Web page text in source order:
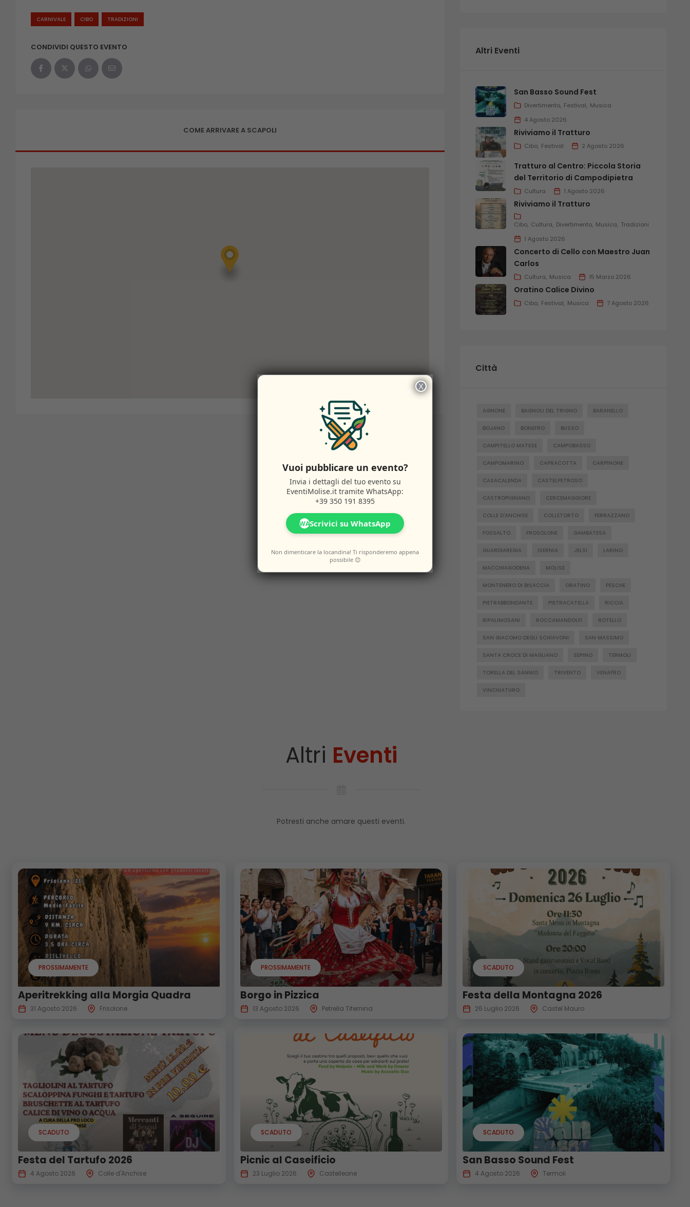
CARNIVALE CIBO TRADIZIONI
CONDIVIDI QUESTO EVENTO
COME ARRIVARE A SCAPOLI
Altri Eventi
San Basso Sound Fest
Divertimento Festival Musica
4 Agosto 2026
Riviviamo il Tratturo
Cibo Festival 2 Agosto 2026
Tratturo al Centro: Piccola Storia
del Territorio di Campodipietra
Cultura 1 Agosto 2026
Riviviamo il Tratturo
Cibo Cultura Divertimento Musica Tradizioni
1 Agosto 2026
Concerto di Cello con Maestro Juan
Carlos
Cultura Musica 15 Marzo 2026
Oratino Calice Divino
Cibo Festival Musica 7 Agosto 2026
Città
AGNONE BAGNOLI DEL TRIGNO BARANELLO
BOJANO BONEFRO BUSSO
CAMPITELLO MATESE CAMPOBASSO
CAMPOMARINO CAPRACOTTA CARPINONE
CASACALENDA CASTELPETROSO
CASTROPIGNANO CERCEMAGGIORE
COLLE D'ANCHISE COLLETORTO FERRAZZANO
FOSSALTO FROSOLONE GAMBATESA
GUARDIAREGIA ISERNIA JELSI LARINO
MACCHIAGODENA MOLISE
MONTENERO DI BISACCIA ORATINO PESCHE
PIETRABBONDANTE PIETRACATELLA RICCIA
RIPALIMOSANI ROCCAMANDOLFI ROTELLO
SAN GIACOMO DEGLI SCHIAVONI SAN MASSIMO
SANTA CROCE DI MAGLIANO SEPINO TERMOLI
TORELLA DEL SANNIO TRIVENTO VENAFRO
VINCHIATURO
Altri Eventi
Potresti anche amare questi eventi.
PROSSIMAMENTE
Aperitrekking alla Morgia Quadra
31 Agosto 2026 Frisolone
PROSSIMAMENTE
Borgo in Pizzica
13 Agosto 2026 Petrella Tifernina
SCADUTO
Festa della Montagna 2026
26 Luglio 2026 Castel Mauro
SCADUTO
Festa del Tartufo 2026
4 Agosto 2026 Colle d'Anchise
SCADUTO
Picnic al Caseificio
23 Luglio 2026 Castelleone
SCADUTO
San Basso Sound Fest
4 Agosto 2026 Termoli
×
Vuoi pubblicare un evento?
Invia i dettagli del tuo evento su
EventiMolise.it tramite WhatsApp:
+39 350 191 8395
WAScrivici su WhatsApp
Non dimenticare la locandina! Ti risponderemo appena
possibile 😊
X